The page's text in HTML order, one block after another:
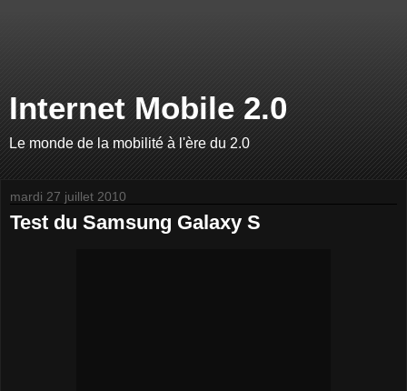
Internet Mobile 2.0
Le monde de la mobilité à l'ère du 2.0
mardi 27 juillet 2010
Test du Samsung Galaxy S